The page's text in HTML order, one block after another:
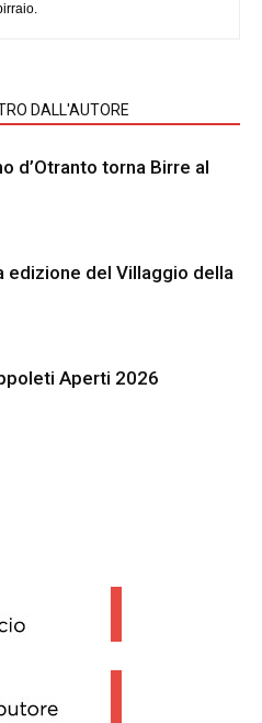
DALL'AUTORE
d’Otranto torna Birre al
edizione del Villaggio della
Aperti 2026